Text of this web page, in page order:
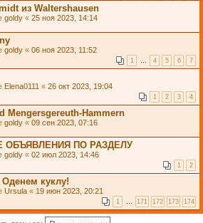
из Waltershausen
goldy « 25 ноя 2023, 14:14
goldy « 06 ноя 2023, 11:52
1 … 4 5 6 7
Elena0111 « 26 окт 2023, 19:04
1 2 3 4
Mengersgereuth-Hammern
goldy « 09 сен 2023, 07:16
ОБЪЯВЛЕНИЯ ПО РАЗДЕЛУ
goldy « 02 июл 2023, 14:46
1 2
куклу!
Ursula « 19 июн 2023, 20:21
1 … 171 172 173 174